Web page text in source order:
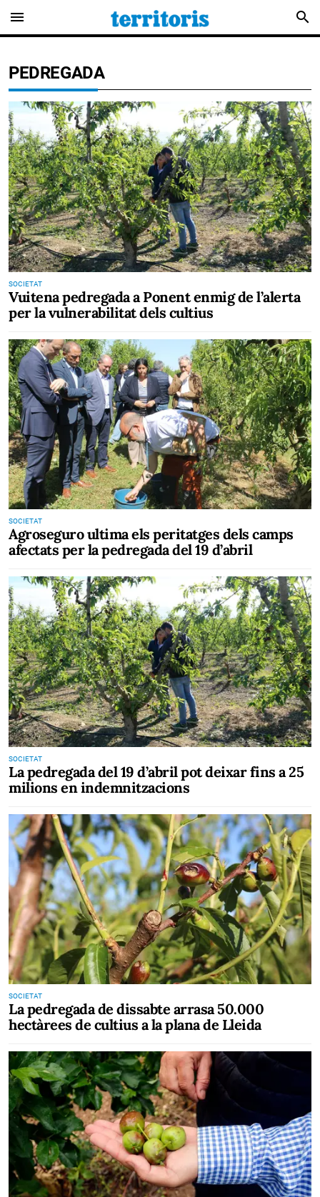
menu search
PEDREGADA
SOCIETAT
Vuitena pedregada a Ponent enmig de l’alerta
per la vulnerabilitat dels cultius
SOCIETAT
Agroseguro ultima els peritatges dels camps
afectats per la pedregada del 19 d’abril
SOCIETAT
La pedregada del 19 d’abril pot deixar fins a 25
milions en indemnitzacions
SOCIETAT
La pedregada de dissabte arrasa 50.000
hectàrees de cultius a la plana de Lleida